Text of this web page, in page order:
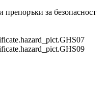
за безопасност